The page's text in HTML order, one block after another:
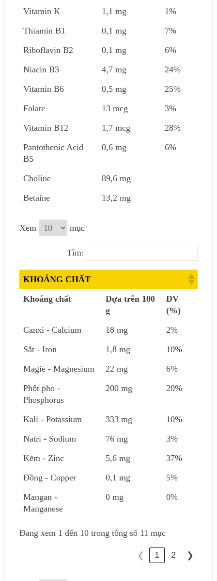
Vitamin K 1,1 mg
1%
Thiamin B1
0,1 mg
7%
Riboflavin B2
0,1 mg
6%
Niacin B3
4,7 mg
24%
Vitamin B6
0,5 mg
25%
Folate
13 mcg
3%
Vitamin B12
1,7 mcg
28%
Pantothenic Acid
B5
0,6 mg 6%
Choline
89,6 mg
Betaine
13,2 mg
Xem mục
Tìm:
KHOÁNG CHẤT
Khoáng chất
Dựa trên 100
g
DV
(%)
Canxi - Calcium
18 mg
2%
Sắt - Iron
1,8 mg
10%
Magie - Magnesium
22 mg
6%
Phốt pho -
Phosphorus
200 mg 20%
Kali - Potassium 333 mg
10%
Natri - Sodium
76 mg
3%
Kẽm - Zinc
5,6 mg
37%
Đồng - Copper
0,1 mg
5%
Mangan -
Manganese
0 mg 0%
Đang xem 1 đến 10 trong tổng số 11 mục
❮ 1 2 ❯